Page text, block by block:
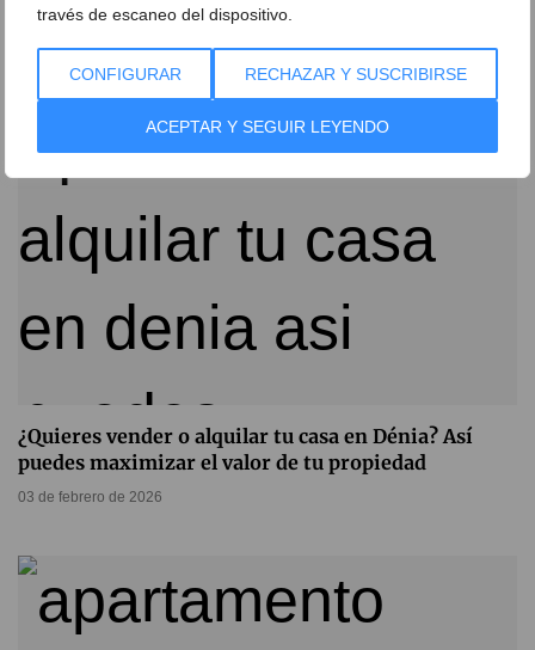
través de escaneo del dispositivo.
CONFIGURAR RECHAZAR Y SUSCRIBIRSE
ACEPTAR Y SEGUIR LEYENDO
que cuenta con oficina frente al Puerto de Dénia
13 de febrero de 2026
¿Quieres vender o alquilar tu casa en Dénia? Así
puedes maximizar el valor de tu propiedad
03 de febrero de 2026